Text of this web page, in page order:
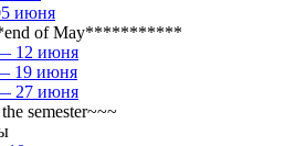
июня
of May***********
12 июня
19 июня
27 июня
semester~~~